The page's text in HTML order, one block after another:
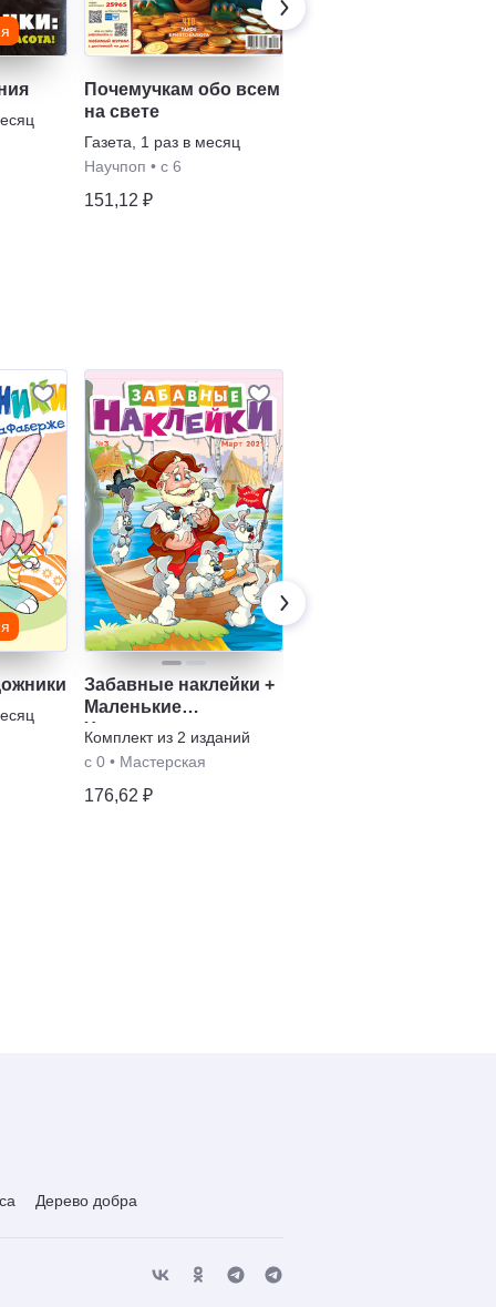
Почемучкам обо всем
на свете
Газета
1 раз в месяц
Научпоп • с 6
151,12 ₽
Забавные наклейки +
Маленькие
Художники
Комплект из 2 изданий
с 0 • Мастерская
176,62 ₽
Дерево добра